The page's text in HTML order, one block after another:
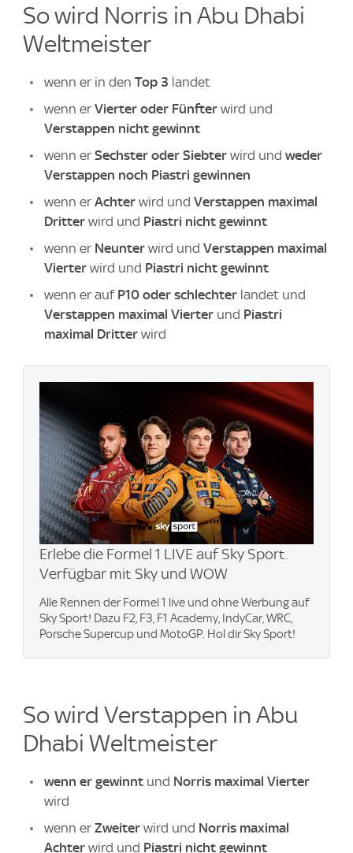
So wird Norris in Abu Dhabi
Weltmeister
wenn er in den Top 3 landet
wenn er Vierter oder Fünfter wird und
Verstappen nicht gewinnt
wenn er Sechster oder Siebter wird und weder
Verstappen noch Piastri gewinnen
wenn er Achter wird und Verstappen maximal
Dritter wird und Piastri nicht gewinnt
wenn er Neunter wird und Verstappen maximal
Vierter wird und Piastri nicht gewinnt
wenn er auf P10 oder schlechter landet und
Verstappen maximal Vierter und Piastri
maximal Dritter wird
Erlebe die Formel 1 LIVE auf Sky Sport.
Verfügbar mit Sky und WOW
Alle Rennen der Formel 1 live und ohne Werbung auf
Sky Sport! Dazu F2, F3, F1 Academy, IndyCar, WRC,
Porsche Supercup und MotoGP. Hol dir Sky Sport!
So wird Verstappen in Abu
Dhabi Weltmeister
wenn er gewinnt und Norris maximal Vierter
wird
wenn er Zweiter wird und Norris maximal
Achter wird und Piastri nicht gewinnt